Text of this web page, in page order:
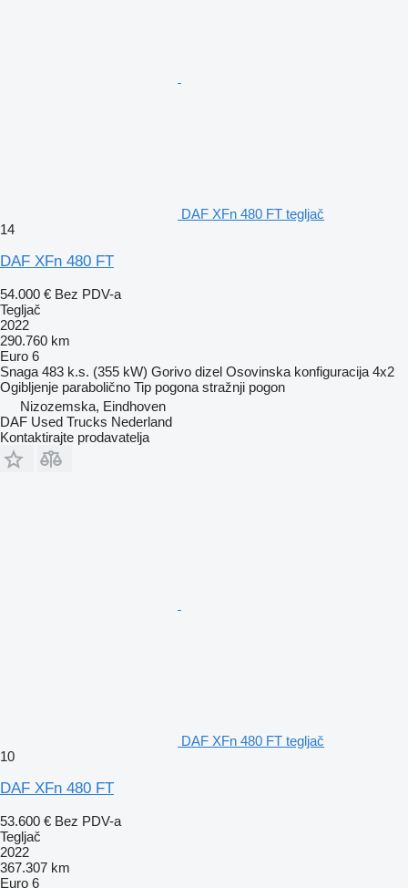
DAF XFn 480 FT tegljač
14
DAF XFn 480 FT
54.000 € Bez PDV-a
Tegljač
2022
290.760 km
Euro 6
Snaga 483 k.s. (355 kW) Gorivo dizel Osovinska konfiguracija 4x2
Ogibljenje parabolično Tip pogona stražnji pogon
Nizozemska, Eindhoven
DAF Used Trucks Nederland
Kontaktirajte prodavatelja
DAF XFn 480 FT tegljač
10
DAF XFn 480 FT
53.600 € Bez PDV-a
Tegljač
2022
367.307 km
Euro 6